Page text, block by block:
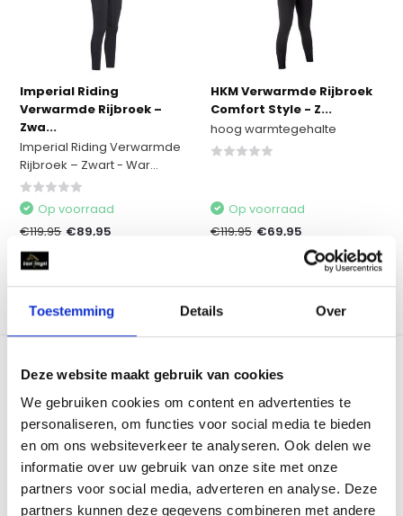
Toestemming Details Over
Deze website maakt gebruik van cookies
We gebruiken cookies om content en advertenties te
personaliseren, om functies voor social media te bieden
en om ons websiteverkeer te analyseren. Ook delen we
informatie over uw gebruik van onze site met onze
partners voor social media, adverteren en analyse. Deze
partners kunnen deze gegevens combineren met andere
Imperial Riding
Verwarmde Rijbroek –
Zwa...
Imperial Riding Verwarmde
Rijbroek – Zwart - War...
Vergelijk
Op voorraad
€119,95 €89,95
HKM Verwarmde Rijbroek
Comfort Style - Z...
hoog warmtegehalte
Op voorraad
€119,95 €69,95
QHP Winter rijlegging
Juliet Full Grip -...
Zwart - Maat 34